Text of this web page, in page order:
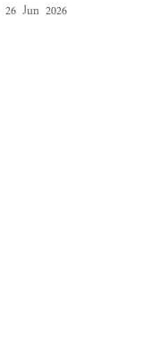
26 Jun 2026